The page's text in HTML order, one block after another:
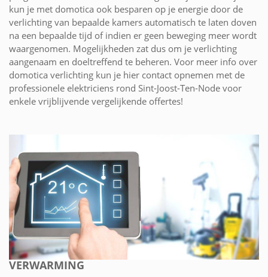
kun je met domotica ook besparen op je energie door de
verlichting van bepaalde kamers automatisch te laten doven
na een bepaalde tijd of indien er geen beweging meer wordt
waargenomen. Mogelijkheden zat dus om je verlichting
aangenaam en doeltreffend te beheren. Voor meer info over
domotica verlichting kun je hier contact opnemen met de
professionele elektriciens rond Sint-Joost-Ten-Node voor
enkele vrijblijvende vergelijkende offertes!
VERWARMING